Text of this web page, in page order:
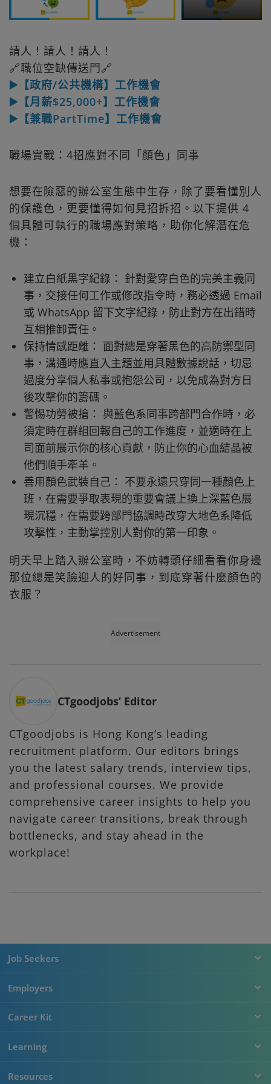
請人！請人！請人！
🔗職位空缺傳送門🔗
▶️【政府/公共機構】工作機會
▶️【月薪$25,000+】工作機會
▶️【兼職PartTime】工作機會
職場實戰：4招應對不同「顏色」同事
想要在險惡的辦公室生態中生存，除了要看懂別人
的保護色，更要懂得如何見招拆招。以下提供 4
個具體可執行的職場應對策略，助你化解潛在危
機：
建立白紙黑字紀錄： 針對愛穿白色的完美主義同
事，交接任何工作或修改指令時，務必透過 Email
或 WhatsApp 留下文字紀錄，防止對方在出錯時
互相推卸責任。
保持情感距離： 面對總是穿著黑色的高防禦型同
事，溝通時應直入主題並用具體數據說話，切忌
過度分享個人私事或抱怨公司，以免成為對方日
後攻擊你的籌碼。
警惕功勞被搶： 與藍色系同事跨部門合作時，必
須定時在群組回報自己的工作進度，並適時在上
司面前展示你的核心貢獻，防止你的心血結晶被
他們順手牽羊。
善用顏色武裝自己： 不要永遠只穿同一種顏色上
班，在需要爭取表現的重要會議上換上深藍色展
現沉穩，在需要跨部門協調時改穿大地色系降低
攻擊性，主動掌控別人對你的第一印象。
明天早上踏入辦公室時，不妨轉頭仔細看看你身邊
那位總是笑臉迎人的好同事，到底穿著什麼顏色的
衣服？
Advertisement
CTgoodjobs’ Editor
CTgoodjobs is Hong Kong’s leading
recruitment platform. Our editors brings
you the latest salary trends, interview tips,
and professional courses. We provide
comprehensive career insights to help you
navigate career transitions, break through
bottlenecks, and stay ahead in the
workplace!
Job Seekers
Employers
Career Kit
Learning
Resources